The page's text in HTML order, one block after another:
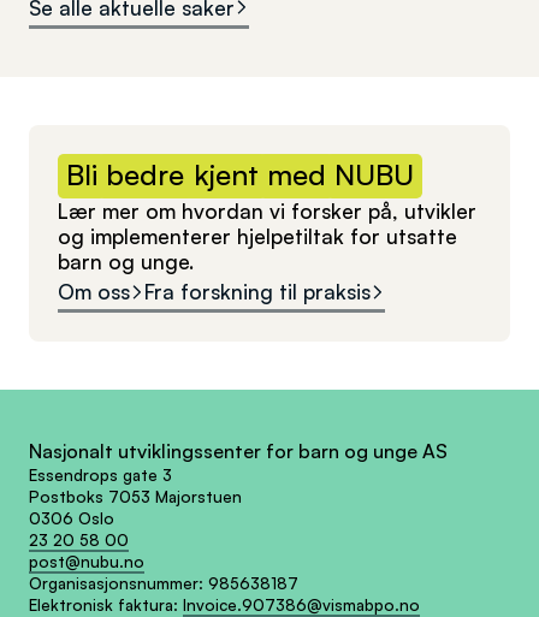
Se alle aktuelle saker
Bli bedre kjent med NUBU
Lær mer om hvordan vi forsker på, utvikler
og implementerer hjelpetiltak for utsatte
barn og unge.
Om oss
Fra forskning til praksis
Nasjonalt utviklingssenter for barn og unge AS
Essendrops gate 3
Postboks 7053 Majorstuen
0306 Oslo
23 20 58 00
post@nubu.no
Organisasjonsnummer: 985638187
Elektronisk faktura: Invoice.907386@vismabpo.no